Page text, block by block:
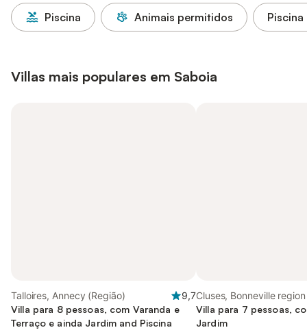
Piscina Animais permitidos
Villas mais populares em Saboia
Talloires, Annecy (Região)
9,7
Villa para 8 pessoas, com Varanda e
Terraço e ainda Jardim and Piscina
Cluses, Bonneville region
Villa para 7 pessoas,
Jardim